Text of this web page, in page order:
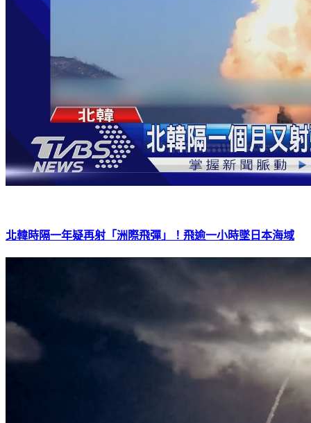
北韓時隔一年疑再射「洲際飛彈」！飛逾一小時墜日本海域